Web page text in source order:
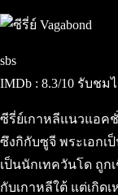
sbs
IMDb : 8.3/10 รับชม
ซีรี่ย์เกาหลีแนวแอค
ซึงกิกับซูจี พระเอกเ
เป็นนักเทควันโด ถูก
กับเกาหลีใต้ แต่เกิด